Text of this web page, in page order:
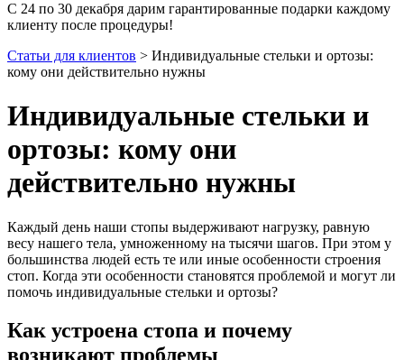
С 24 по 30 декабря дарим гарантированные подарки каждому
клиенту после процедуры!
Статьи для клиентов > Индивидуальные стельки и ортозы:
кому они действительно нужны
Индивидуальные стельки и
ортозы: кому они
действительно нужны
Каждый день наши стопы выдерживают нагрузку, равную
весу нашего тела, умноженному на тысячи шагов. При этом у
большинства людей есть те или иные особенности строения
стоп. Когда эти особенности становятся проблемой и могут ли
помочь индивидуальные стельки и ортозы?
Как устроена стопа и почему
возникают проблемы